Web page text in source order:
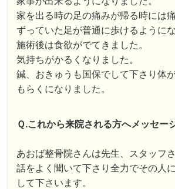
家を出る時の足の痛みが帰る時には
ずっていた足が普通に歩けるように
施術後は食欲がでてきました。
気持ちがかるくなりました。
鍼、おきゅうも国保でして下さり体
もらくになりました。
Ｑ.これから来院される方へメッセー
あおば整骨院さんは先生、スタッフ
話をよく聞いて下さり全力でその人
して下さいます。